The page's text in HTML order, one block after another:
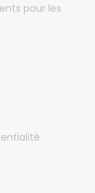
pour les